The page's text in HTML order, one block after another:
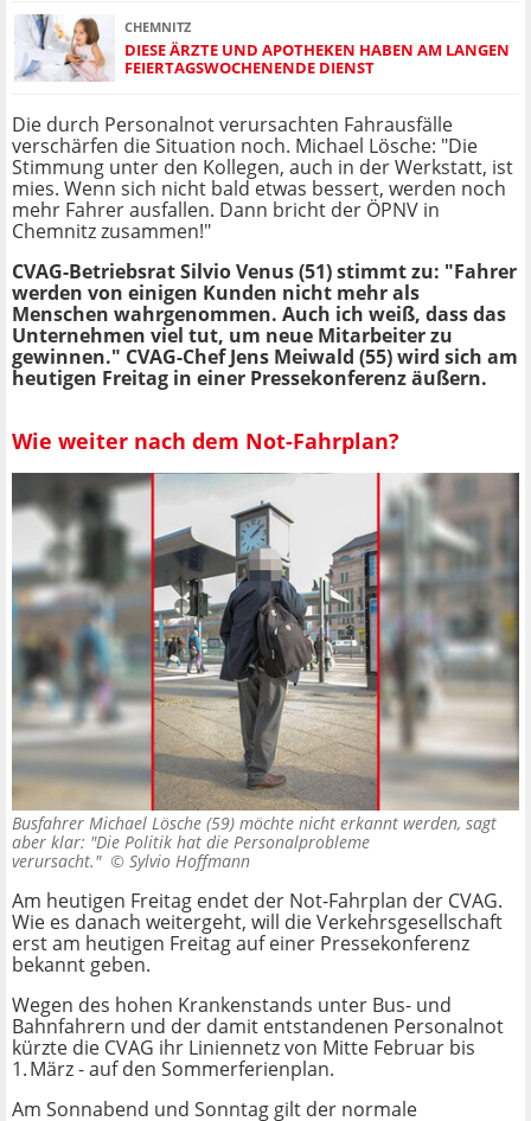
CHEMNITZ
DIESE ÄRZTE UND APOTHEKEN HABEN AM LANGEN
FEIERTAGSWOCHENENDE DIENST
Die durch Personalnot verursachten Fahrausfälle
verschärfen die Situation noch. Michael Lösche: "Die
Stimmung unter den Kollegen, auch in der Werkstatt, ist
mies. Wenn sich nicht bald etwas bessert, werden noch
mehr Fahrer ausfallen. Dann bricht der ÖPNV in
Chemnitz zusammen!"
CVAG-Betriebsrat Silvio Venus (51) stimmt zu: "Fahrer
werden von einigen Kunden nicht mehr als
Menschen wahrgenommen. Auch ich weiß, dass das
Unternehmen viel tut, um neue Mitarbeiter zu
gewinnen." CVAG-Chef Jens Meiwald (55) wird sich am
heutigen Freitag in einer Pressekonferenz äußern.
Wie weiter nach dem Not-Fahrplan?
Busfahrer Michael Lösche (59) möchte nicht erkannt werden, sagt
aber klar: "Die Politik hat die Personalprobleme
verursacht." © Sylvio Hoffmann
Am heutigen Freitag endet der Not-Fahrplan der CVAG.
Wie es danach weitergeht, will die Verkehrsgesellschaft
erst am heutigen Freitag auf einer Pressekonferenz
bekannt geben.
Wegen des hohen Krankenstands unter Bus- und
Bahnfahrern und der damit entstandenen Personalnot
kürzte die CVAG ihr Liniennetz von Mitte Februar bis
1. März - auf den Sommerferienplan.
Am Sonnabend und Sonntag gilt der normale